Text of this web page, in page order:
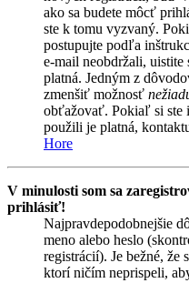
ako sa budete môcť
ste k tomu vyzvaný.
postupujte podľa
e-mail neobdržali, uistite
platná. Jedným z
zmenšiť možnosť
obťažovať. Pokiaľ si ste
použili je platná,
Hore
V minulosti som sa
prihlásiť!
Najpravdepodobnejšie
meno alebo heslo
registrácií). Je bežné, že
ktorí ničím neprispeli,